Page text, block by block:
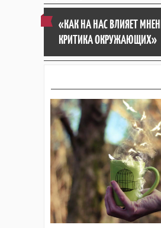
«КАК НА НАС ВЛИЯЕТ
КРИТИКА ОКРУЖАЮЩИХ»